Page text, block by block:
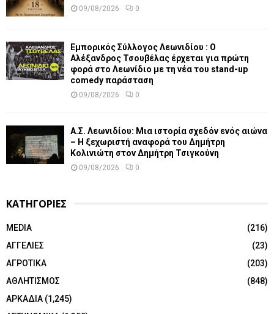
09/08/2026 0
Εμπορικός Σύλλογος Λεωνιδίου : Ο
Αλέξανδρος Τσουβέλας έρχεται για πρώτη
φορά στο Λεωνίδιο με τη νέα του stand-up
comedy παράσταση
09/08/2026 0
Α.Σ. Λεωνιδίου: Μια ιστορία σχεδόν ενός αιώνα
– Η ξεχωριστή αναφορά του Δημήτρη
Κολινιώτη στον Δημήτρη Τσιγκούνη
09/08/2026 0
ΚΑΤΗΓΟΡΙΕΣ
MEDIA
(216)
ΑΓΓΕΛΙΕΣ
(23)
ΑΓΡΟΤΙΚΑ
(203)
ΑΘΛΗΤΙΣΜΟΣ
(848)
ΑΡΚΑΔΙΑ (1,245)